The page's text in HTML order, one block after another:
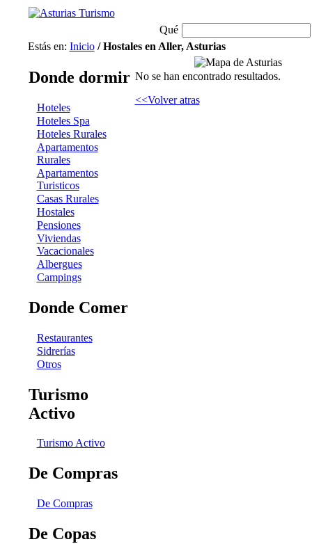
Qué
Estás en: Inicio/ Hostales en Aller, Asturias
Donde dormir
Hoteles
Hoteles Spa
Hoteles Rurales
Apartamentos
Rurales
Apartamentos
Turisticos
Casas Rurales
Hostales
Pensiones
Viviendas
Vacacionales
Albergues
Campings
Donde Comer
Restaurantes
Sidrerías
Otros
Turismo
Activo
Turismo Activo
De Compras
De Compras
De Copas
No se han encontrado resultados.
<<Volver atras